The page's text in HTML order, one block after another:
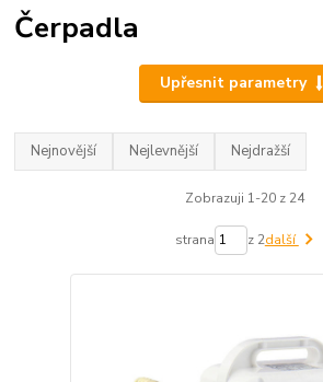
Čerpadla
Upřesnit parametry
Nejnovější Nejlevnější Nejdražší
Zobrazuji 1-20 z 24
strana z 2další